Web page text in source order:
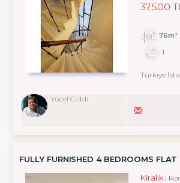
37,500
76m²
1
Türkiye
Yücel Ciddi
FULLY FURNISHED 4 BEDROOMS FLAT
Kiralık